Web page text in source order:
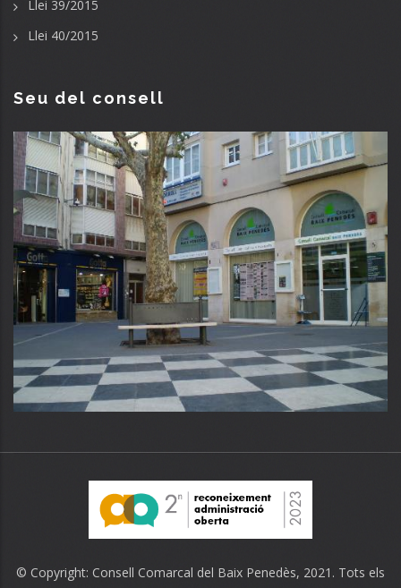
Llei 39/2015
Llei 40/2015
Seu del consell
© Copyright: Consell Comarcal del Baix Penedès, 2021. Tots els